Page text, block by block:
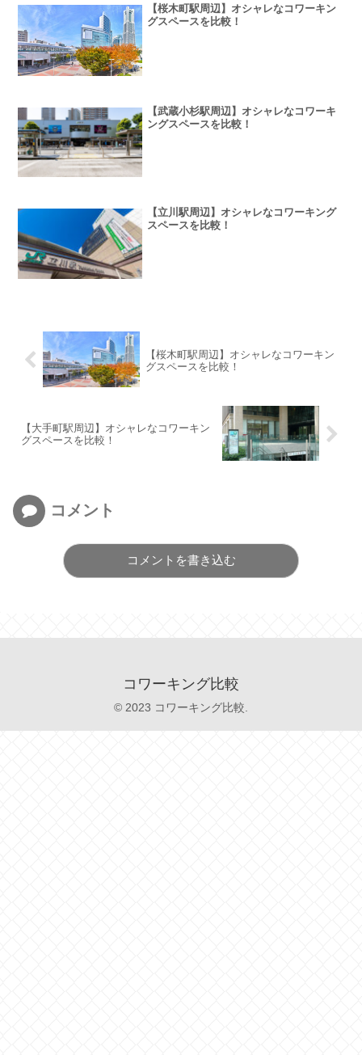
【桜木町駅周辺】オシャレなコワーキン
グスペースを比較！
【武蔵小杉駅周辺】オシャレなコワーキ
ングスペースを比較！
【立川駅周辺】オシャレなコワーキング
スペースを比較！
【桜木町駅周辺】オシャレなコワーキン
グスペースを比較！
【大手町駅周辺】オシャレなコワーキン
グスペースを比較！
コメント
コメントを書き込む
コワーキング比較
© 2023 コワーキング比較.